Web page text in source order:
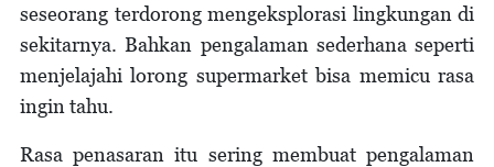
seseorang terdorong mengeksplorasi lingkungan di
sekitarnya. Bahkan pengalaman sederhana seperti
menjelajahi lorong supermarket bisa memicu rasa
ingin tahu.
Rasa penasaran itu sering membuat pengalaman